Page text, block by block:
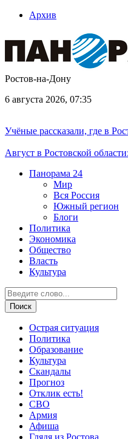
Архив
Ростов-на-Дону
6 августа 2026, 07:35
Учёные рассказали, где в
Август в Ростовской
Панорама 24
Мир
Вся Россия
Южный регион
Блоги
Политика
Экономика
Общество
Власть
Культура
Острая ситуация
Политика
Образование
Культура
Скандалы
Прогноз
Отклик есть!
СВО
Армия
Афиша
Глядя из Ростова